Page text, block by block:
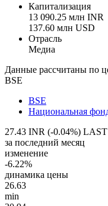
Капитализация
13 090.25 млн INR
137.60 млн USD
Отрасль
Медиа
Данные рассчитаны по
BSE
BSE
Национальная
27.43 INR (-0.04%) LAST
за последний месяц
изменение
-6.22%
динамика цены
26.63
min